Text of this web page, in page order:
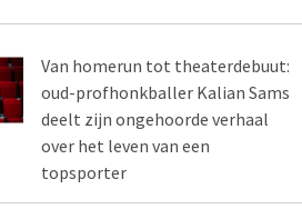
Van homerun tot theaterdebuut:
oud-profhonkballer Kalian Sams
deelt zijn ongehoorde verhaal
over het leven van een
topsporter